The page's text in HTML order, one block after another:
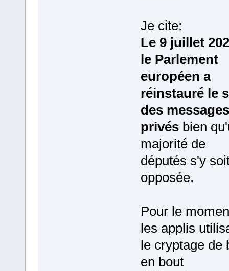
Je cite:
Le 9 juillet
le Parlement
européen a
réinstauré le
des messages
privésbien
majorité de
députés s'y
opposée.
Pour le
les applis
le cryptage de
en bout